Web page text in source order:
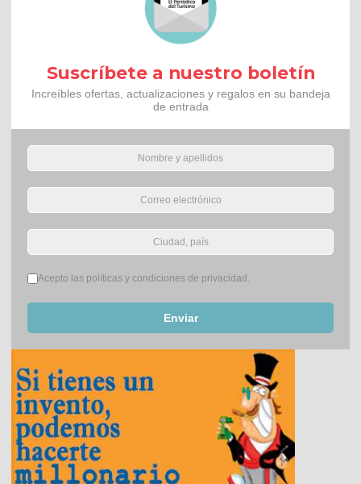
Suscríbete a nuestro boletín
Increíbles ofertas, actualizaciones y regalos en su bandeja
de entrada
Términos del servicio*
Acepto las políticas y condiciones de privacidad.
Enviar